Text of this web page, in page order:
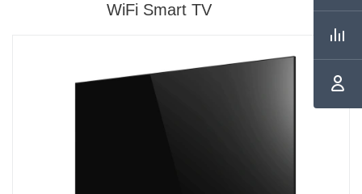
WiFi Smart TV